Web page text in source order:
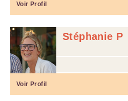
Voir Profil
Stéphanie P
Voir Profil